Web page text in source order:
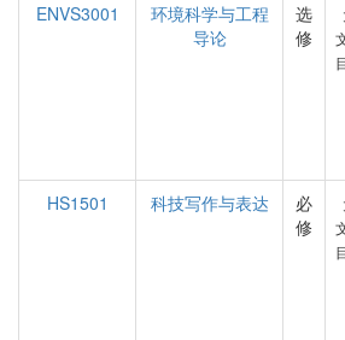
ENVS3001
环境科学与工程
导论
选
修
HS1501
科技写作与表达
必
修